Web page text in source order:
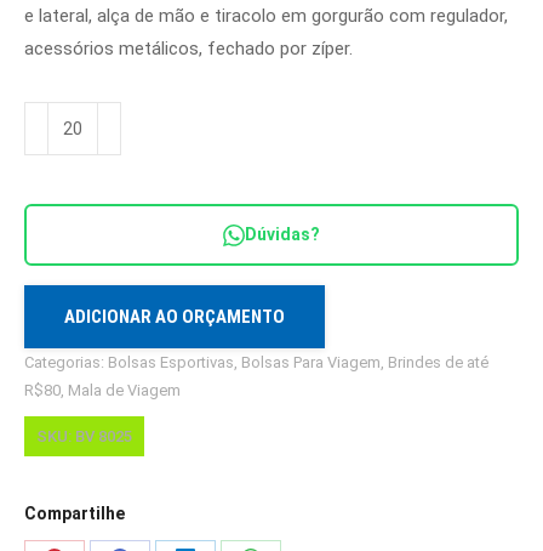
e lateral, alça de mão e tiracolo em gorgurão com regulador,
acessórios metálicos, fechado por zíper.
de
Ref.
8025
quantidade
Dúvidas?
ADICIONAR AO ORÇAMENTO
Categorias: Bolsas Esportivas, Bolsas Para Viagem, Brindes de até
R$80, Mala de Viagem
SKU: BV 8025
Compartilhe